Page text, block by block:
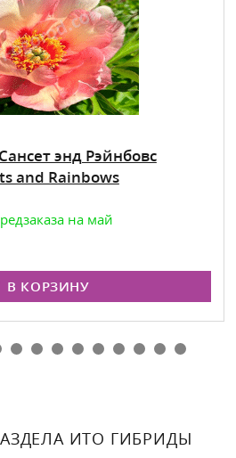
энд Рэйнбовс
and Rainbows
на май
В КОРЗИНУ
ИТО ГИБРИДЫ